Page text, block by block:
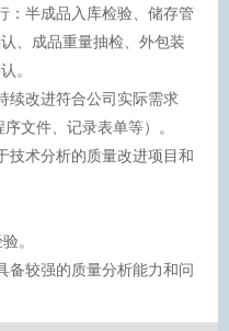
：半成品入库检验、储存管
、成品重量抽检、外包装
。
续改进符合公司实际需求
文件、记录表单等）。
技术分析的质量改进项目和
。
备较强的质量分析能力和问